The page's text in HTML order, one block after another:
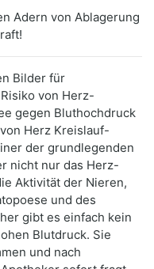
Adern von Ablagerung
Bilder für
von Herz-
gegen Bluthochdruck
Herz Kreislauf-
der grundlegenden
nicht nur das Herz-
Aktivität der Nieren,
und des
gibt es einfach kein
Blutdruck. Sie
und nach